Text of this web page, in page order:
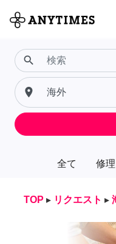
全て 修
search
place
TOP ▸ リクエスト ▸